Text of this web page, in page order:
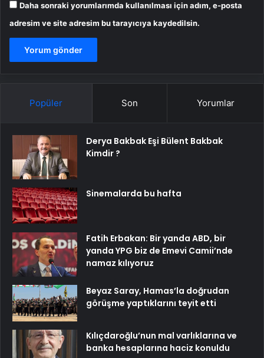
Daha sonraki yorumlarımda kullanılması için adım, e-posta
adresim ve site adresim bu tarayıcıya kaydedilsin.
Popüler Son Yorumlar
Derya Bakbak Eşi Bülent Bakbak
Kimdir ?
Sinemalarda bu hafta
Fatih Erbakan: Bir yanda ABD, bir
yanda YPG biz de Emevi Camii’nde
namaz kılıyoruz
Beyaz Saray, Hamas’la doğrudan
görüşme yaptıklarını teyit etti
Kılıçdaroğlu’nun mal varlıklarına ve
banka hesaplarına haciz konuldu